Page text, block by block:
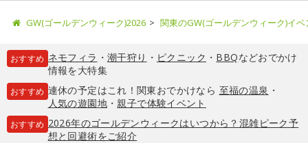
GW(ゴールデンウィーク)2026 関東のGW(ゴールデンウィーク)イ
おすすめ ネモフィラ ・ 潮干狩り ・ ピクニック ・ BBQなどおでかけ
情報を大特集
おすすめ 連休の予定はこれ！関東おでかけなら 至福の温泉 ・
人気の遊園地・親子で体験イベント
おすすめ 2026年のゴールデンウィークはいつから？混雑ピーク予
想と回避術をご紹介